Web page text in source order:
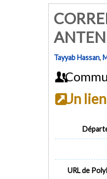
Tayyab Hassan,
Un
URL de